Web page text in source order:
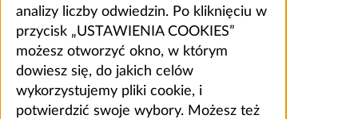
analizy liczby odwiedzin. Po kliknięciu w
przycisk „USTAWIENIA COOKIES”
możesz otworzyć okno, w którym
dowiesz się, do jakich celów
wykorzystujemy pliki cookie, i
potwierdzić swoje wybory. Możesz też